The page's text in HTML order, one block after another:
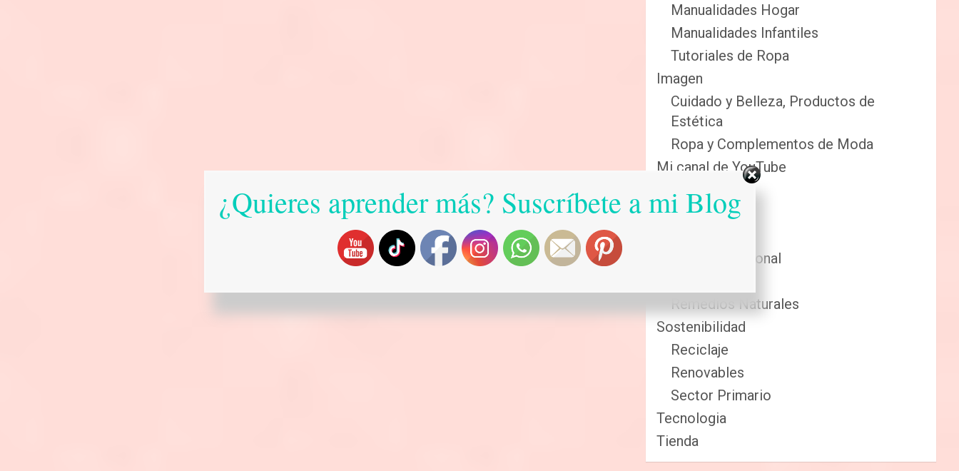
Manualidades Hogar
Manualidades Infantiles
Tutoriales de Ropa
Imagen
Cuidado y Belleza, Productos de
Estética
Ropa y Complementos de Moda
Mi canal de YouTube
Sabias que…
Salud
Cuidado Personal
Remedios Naturales
Sostenibilidad
Reciclaje
Renovables
Sector Primario
Tecnologia
Tienda
¿Quieres aprender más? Suscríbete a mi Blog